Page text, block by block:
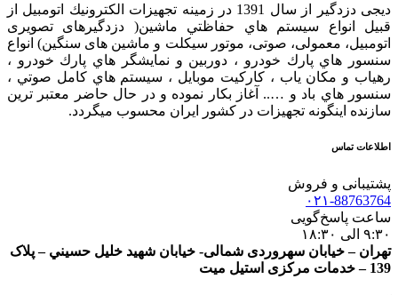
دیجی دزدگیر از سال 1391 در زمينه تجهيزات الكترونيك اتومبیل از
قبيل انواع سيستم هاي حفاظتي ماشین( دزدگيرهای تصویری
اتومبیل، معمولی، صوتی، موتور سیکلت و ماشین های سنگین) انواع
سنسور هاي پارك خودرو ، دوربين و نمايشگر هاي پارك خودرو ،
رهياب و مكان ياب ، كاركيت موبايل ، سيستم هاي كامل صوتي ،
سنسور هاي باد و ….. آغاز بكار نموده و در حال حاضر معتبر ترين
سازنده اينگونه تجهيزات در كشور ایران محسوب ميگردد.
اطلاعات تماس
پشتیبانی و فروش
۰۲۱-88763764
ساعت پاسخ‌گویی
۹:۳۰ الی ۱۸:۳۰
تهران – خيابان سهروردی شمالی- خيابان شهيد خليل حسيني – پلاک
139 – خدمات مرکزی استیل میت